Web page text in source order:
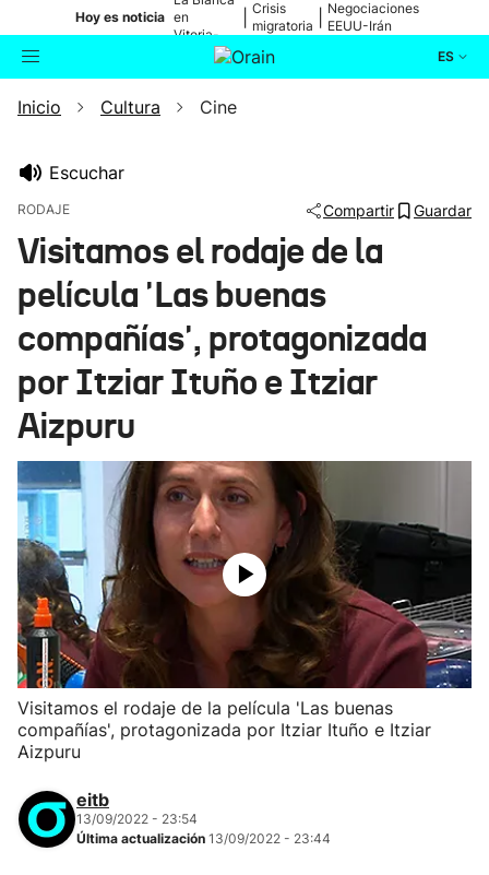
Hoy es noticia en
Vitoria-
Gasteiz
Crisis
migratoria
Negociaciones
EEUU-Irán
ES
Buscador Actualidad
Ikusmiran
Eguraldia
Inicio Cultura Cine
Escuchar
RODAJE Compartir Guardar
Visitamos el rodaje de la
película 'Las buenas
compañías', protagonizada
por Itziar Ituño e Itziar
Aizpuru
Visitamos el rodaje de la película 'Las buenas
compañías', protagonizada por Itziar Ituño e Itziar
Aizpuru
eitb
13/09/2022 - 23:54
Última actualización 13/09/2022 - 23:44